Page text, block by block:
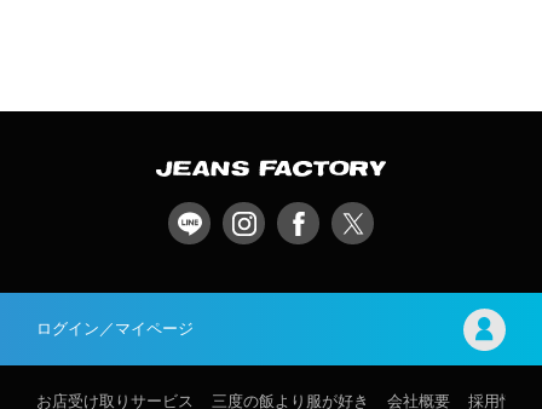
ログイン／マイページ
お店受け取りサービス 三度の飯より服が好き 会社概要 採用情報